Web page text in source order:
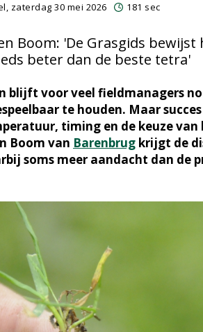
, zaterdag 30 mei 2026 181 sec
Boom: 'De Grasgids
beter dan de beste tetra'
blijft voor veel fieldmanagers
te houden. Maar
timing en de keuze van
Boom van Barenbrug krijgt de
soms meer aandacht dan de